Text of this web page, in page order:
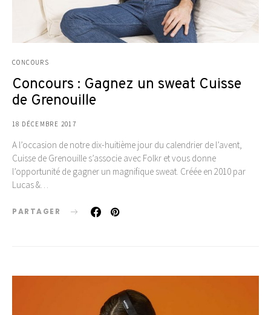
CONCOURS
Concours : Gagnez un sweat Cuisse
de Grenouille
18 DÉCEMBRE 2017
A l’occasion de notre dix-huitième jour du calendrier de l’avent,
Cuisse de Grenouille s’associe avec Folkr et vous donne
l’opportunité de gagner un magnifique sweat. Créée en 2010 par
Lucas &…
PARTAGER